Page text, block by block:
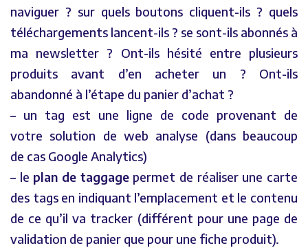
naviguer ? sur quels boutons cliquent-ils ? quels
téléchargements lancent-ils ? se sont-ils abonnés à
ma newsletter ? Ont-ils hésité entre plusieurs
produits avant d’en acheter un ? Ont-ils
abandonné à l’étape du panier d’achat ?
– un tag est une ligne de code provenant de
votre solution de web analyse (dans beaucoup
de cas Google Analytics)
– le plan de taggagepermet de réaliser une carte
des tags en indiquant l’emplacement et le contenu
de ce qu’il va tracker (différent pour une page de
validation de panier que pour une fiche produit).